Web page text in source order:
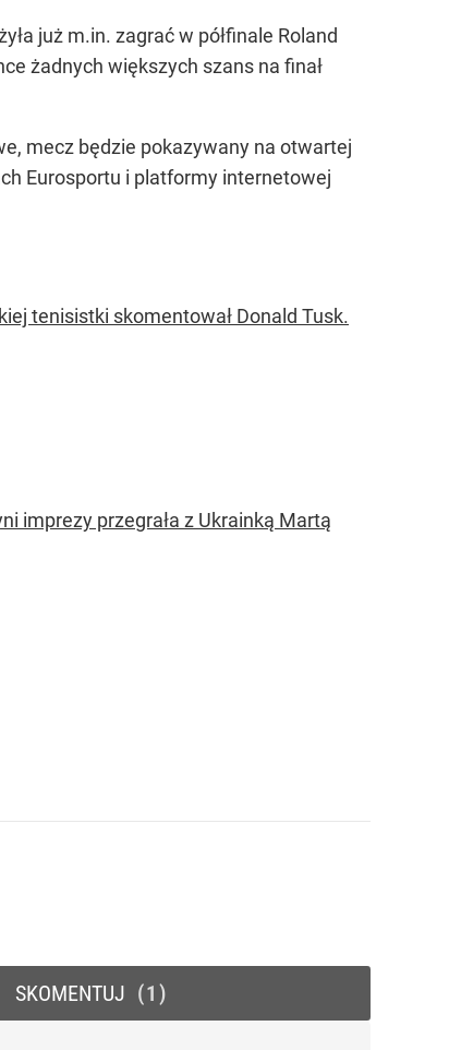
już m.in. zagrać w półfinale Roland
żadnych większych szans na finał
mecz będzie pokazywany na otwartej
Eurosportu i platformy internetowej
tenisistki skomentował Donald Tusk.
imprezy przegrała z Ukrainką Martą
SKOMENTUJ 1